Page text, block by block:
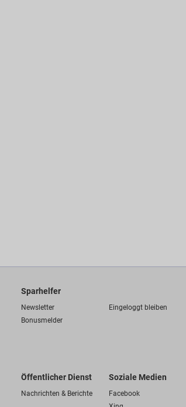
Sparhelfer
Newsletter
Eingeloggt bleiben
Bonusmelder
Öffentlicher Dienst
Nachrichten & Berichte
Soziale Medien
Facebook